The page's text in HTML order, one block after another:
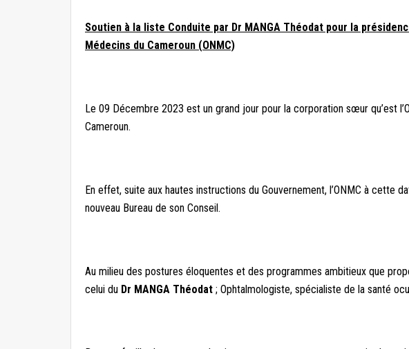
Soutien à la liste Conduite par Dr MANGA Théodat pour la
Médecins du Cameroun (ONMC)
Le 09 Décembre 2023 est un grand jour pour la corporation sœur qu’est
Cameroun.
En effet, suite aux hautes instructions du Gouvernement, l’ONMC à cette
nouveau Bureau de son Conseil.
Au milieu des postures éloquentes et des programmes ambitieux que
celui du Dr MANGA Théodat ; Ophtalmologiste, spécialiste de la santé